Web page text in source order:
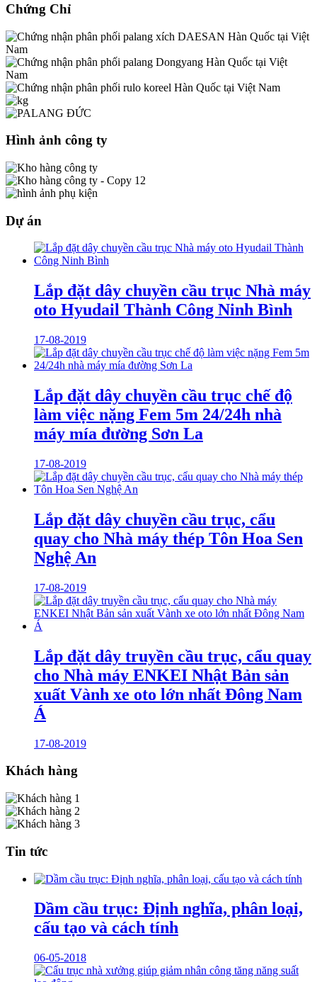
Chứng Chỉ
Hình ảnh công ty
Dự án
Lắp đặt dây chuyền cầu trục Nhà máy
oto Hyudail Thành Công Ninh Bình
17-08-2019
Lắp đặt dây chuyền cầu trục chế độ
làm việc nặng Fem 5m 24/24h nhà
máy mía đường Sơn La
17-08-2019
Lắp đặt dây chuyền cầu trục, cẩu
quay cho Nhà máy thép Tôn Hoa Sen
Nghệ An
17-08-2019
Lắp đặt dây truyền cầu trục, cẩu quay
cho Nhà máy ENKEI Nhật Bản sản
xuất Vành xe oto lớn nhất Đông Nam
Á
17-08-2019
Khách hàng
Tin tức
Dầm cầu trục: Định nghĩa, phân loại,
cấu tạo và cách tính
06-05-2018